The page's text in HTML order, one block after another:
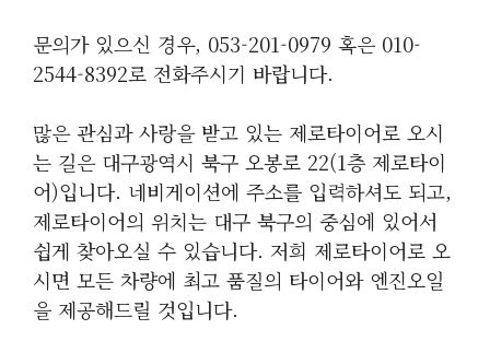
문의가 있으신 경우, 053-201-0979 혹은 010-
2544-8392로 전화주시기 바랍니다.
많은 관심과 사랑을 받고 있는 제로타이어로 오시
는 길은 대구광역시 북구 오봉로 22(1층 제로타이
어)입니다. 네비게이션에 주소를 입력하셔도 되고,
제로타이어의 위치는 대구 북구의 중심에 있어서
쉽게 찾아오실 수 있습니다. 저희 제로타이어로 오
시면 모든 차량에 최고 품질의 타이어와 엔진오일
을 제공해드릴 것입니다.